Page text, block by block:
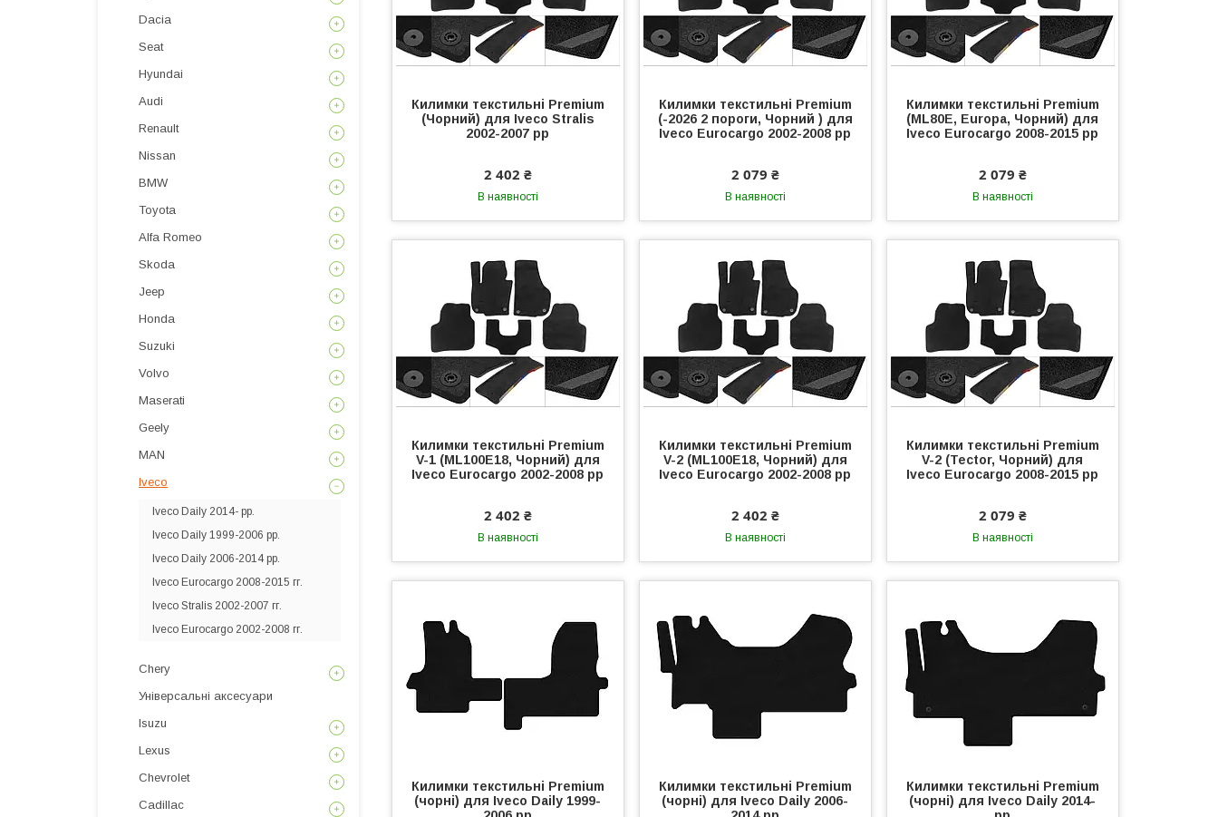
Килимки текстильні Premium
(Чорний) для Iveco Stralis
2002-2007 рр
2 402 ₴
В наявності
Килимки текстильні Premium
(-2026 2 пороги, Чорний ) для
Iveco Eurocargo 2002-2008 рр
2 079 ₴
В наявності
Килимки текстильні Premium
(ML80E, Europa, Чорний) для
Iveco Eurocargo 2008-2015 рр
2 079 ₴
В наявності
Килимки текстильні Premium
V-1 (ML100E18, Чорний) для
Iveco Eurocargo 2002-2008 рр
2 402 ₴
В наявності
Килимки текстильні Premium
V-2 (ML100E18, Чорний) для
Iveco Eurocargo 2002-2008 рр
2 402 ₴
В наявності
Килимки текстильні Premium
V-2 (Tector, Чорний) для
Iveco Eurocargo 2008-2015 рр
2 079 ₴
В наявності
Килимки текстильні Premium
(чорні) для Iveco Daily 1999-
Килимки текстильні Premium
(чорні) для Iveco Daily 2006-
Килимки текстильні Premium
(чорні) для Iveco Daily 2014-
Dacia
Seat
Hyundai
Audi
Renault
Nissan
BMW
Toyota
Alfa Romeo
Skoda
Jeep
Honda
Suzuki
Volvo
Maserati
Geely
MAN
Iveco
Iveco Daily 2014- рр.
Iveco Daily 1999-2006 рр.
Iveco Daily 2006-2014 рр.
Iveco Eurocargo 2008-2015 гг.
Iveco Stralis 2002-2007 гг.
Iveco Eurocargo 2002-2008 гг.
Chery
Універсальні аксесуари
Isuzu
Lexus
Chevrolet
Cadillac